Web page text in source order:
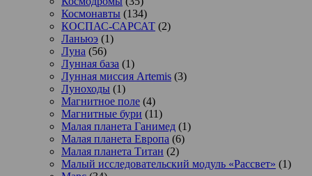
Космонавты (134)
КОСПАС-САРСАТ (2)
Ланьюэ (1)
Луна (56)
Лунная база (1)
Лунная миссия Artemis (3)
Луноходы (1)
Магнитное поле (4)
Магнитные бури (11)
Малая планета Ганимед (1)
Малая планета Европа (6)
Малая планета Титан (2)
Малый исследовательский модуль «Рассвет» (1)